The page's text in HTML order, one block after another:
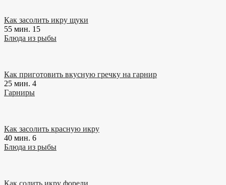
Как засолить икру щуки
55 мин. 15
Блюда из рыбы
Как приготовить вкусную гречку на гарнир
25 мин. 4
Гарниры
Как засолить красную икру
40 мин. 6
Блюда из рыбы
Как солить икру форели